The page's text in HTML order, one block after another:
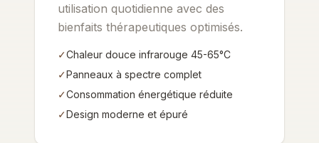
utilisation quotidienne avec des
bienfaits thérapeutiques optimisés.
✓Chaleur douce infrarouge 45-65°C
✓Panneaux à spectre complet
✓Consommation énergétique réduite
✓Design moderne et épuré